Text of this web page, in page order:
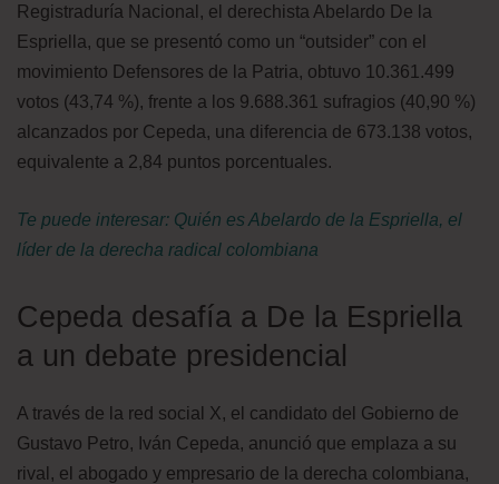
Registraduría Nacional, el derechista Abelardo De la
Espriella, que se presentó como un “outsider” con el
movimiento Defensores de la Patria, obtuvo 10.361.499
votos (43,74 %), frente a los 9.688.361 sufragios (40,90 %)
alcanzados por Cepeda, una diferencia de 673.138 votos,
equivalente a 2,84 puntos porcentuales.
Te puede interesar: Quién es Abelardo de la Espriella, el
líder de la derecha radical colombiana
Cepeda desafía a De la Espriella
a un debate presidencial
A través de la red social X, el candidato del Gobierno de
Gustavo Petro, Iván Cepeda, anunció que emplaza a su
rival, el abogado y empresario de la derecha colombiana,